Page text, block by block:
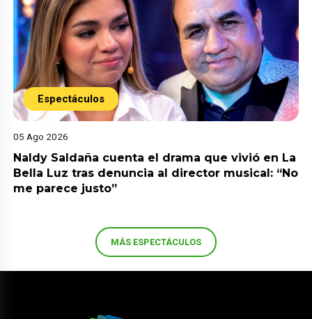
Espectáculos
05 Ago 2026
Naldy Saldaña cuenta el drama que vivió en La
Bella Luz tras denuncia al director musical: “No
me parece justo”
MÁS ESPECTÁCULOS